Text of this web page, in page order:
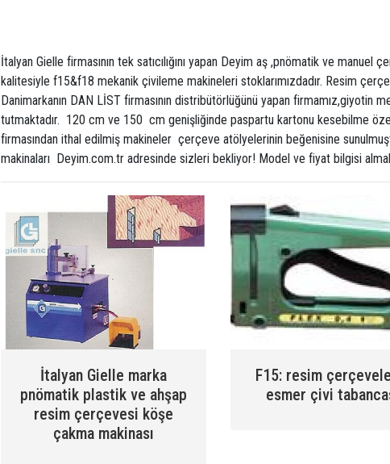
İtalyan Gielle firmasının tek satıcılığını yapan Deyim aş ,pnömatik ve
kalitesiyle f15&f18 mekanik çivileme makineleri stoklarımızdadır. Resim
Danimarkanın DAN LİST firmasının distribütörlüğünü yapan firmamız,giyotin
tutmaktadır. 120 cm ve 150 cm genişliğinde paspartu kartonu kesebilme
firmasından ithal edilmiş makineler çerçeve atölyelerinin beğenisine
makinaları Deyim.com.tr adresinde sizleri bekliyor! Model ve fiyat bilgisi
İtalyan Gielle marka
pnömatik plastik ve ahşap
resim çerçevesi köşe
çakma makinası
F15: resim
esmer çivi